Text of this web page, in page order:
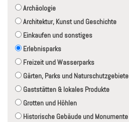
Archäologie
Architektur, Kunst und Geschichte
Einkaufen und sonstiges
Erlebnisparks
Freizeit und Wasserparks
Gärten, Parks und Naturschutzgebiete
Gaststätten & lokales Produkte
Grotten und Höhlen
Historische Gebäude und Monumente